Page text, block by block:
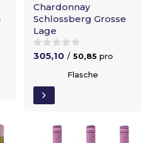
Chardonnay
Schlossberg Grosse
Lage
305,10 / 50,85 pro
Flasche